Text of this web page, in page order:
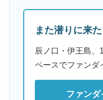
また潜りに来
辰ノ口・伊王島
ペースでファンダ
ファンダ